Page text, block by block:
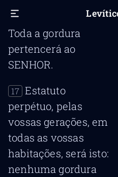
de cheiro suave.
Toda a gordura
pertencerá ao
SENHOR.
17 Estatuto
perpétuo, pelas
vossas gerações, em
todas as vossas
habitações, será isto:
nenhuma gordura